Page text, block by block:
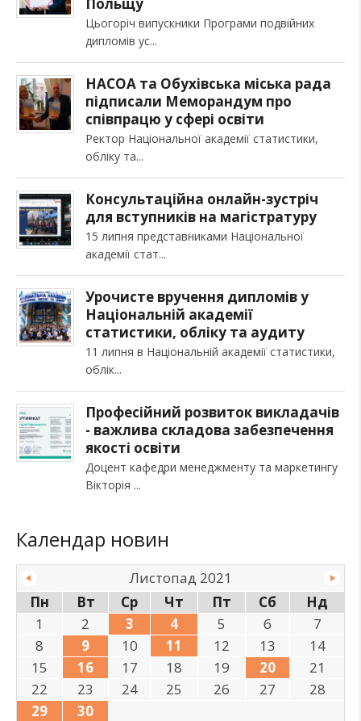
Цьогоріч випускники Програми подвійних
дипломів ус
НАСОА та Обухівська міська рада
підписали Меморандум про
співпрацю у сфері освіти
Ректор Національної академії статистики,
обліку та
Консультаційна онлайн-зустріч
для вступників на магістратуру
15 липня представниками Національної
академії стат
Урочисте вручення дипломів у
Національній академії
статистики, обліку та аудиту
11 липня в Національній академії статистики,
облік
Професійний розвиток викладачів
- важлива складова забезпечення
якості освіти
Доцент кафедри менеджменту та маркетингу
Вікторія
Календар новин
Листопад 2021
Пн
Вт Ср Чт Пт Сб
Нд
1
2 3 4 5 6
7
8
9 10 11 12 13
14
15
16 17 18 19 20
21
22
23 24 25 26 27
28
29
30